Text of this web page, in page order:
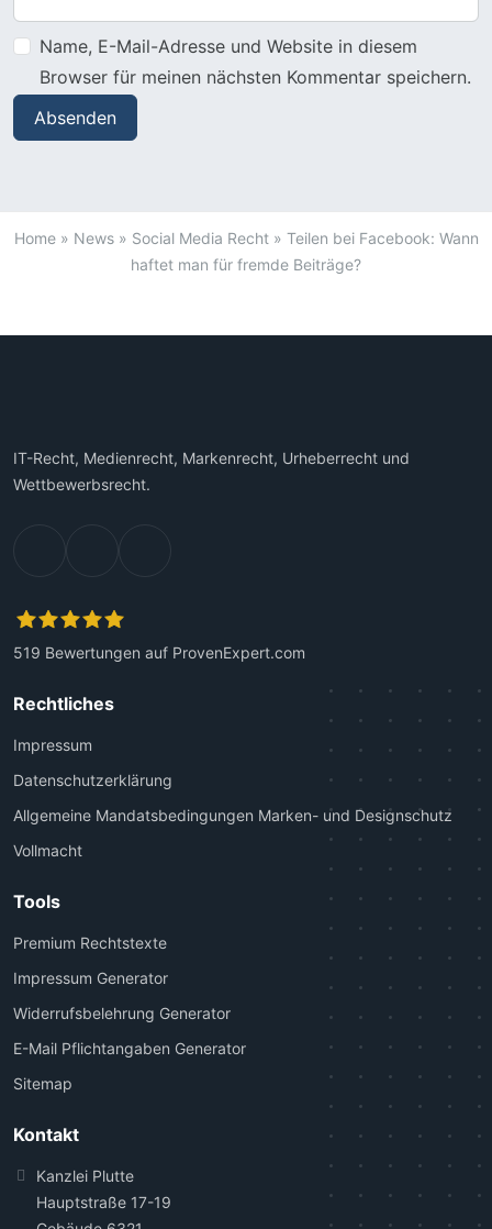
Name, E-Mail-Adresse und Website in diesem
Browser für meinen nächsten Kommentar speichern.
Home» News» Social Media Recht» Teilen bei Facebook: Wann
haftet man für fremde Beiträge?
IT-Recht, Medienrecht, Markenrecht, Urheberrecht und
Wettbewerbsrecht.
519 Bewertungen auf ProvenExpert.com
Rechtliches
Impressum
Datenschutzerklärung
Allgemeine Mandatsbedingungen Marken- und Designschutz
Vollmacht
Tools
Premium Rechtstexte
Impressum Generator
Widerrufsbelehrung Generator
E-Mail Pflichtangaben Generator
Sitemap
Kontakt
Kanzlei Plutte
Hauptstraße 17-19